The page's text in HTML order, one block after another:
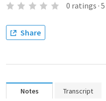
0 ratings · 5
Share
Notes Transcript